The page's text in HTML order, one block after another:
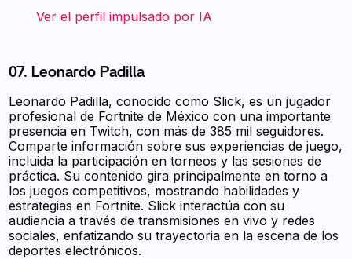
‍ ‍ ‍ ‍ ‍ ‍ ‍ Ver el perfil impulsado por IA
07. Leonardo Padilla
Leonardo Padilla, conocido como Slick, es un jugador
profesional de Fortnite de México con una importante
presencia en Twitch, con más de 385 mil seguidores.
Comparte información sobre sus experiencias de juego,
incluida la participación en torneos y las sesiones de
práctica. Su contenido gira principalmente en torno a
los juegos competitivos, mostrando habilidades y
estrategias en Fortnite. Slick interactúa con su
audiencia a través de transmisiones en vivo y redes
sociales, enfatizando su trayectoria en la escena de los
deportes electrónicos.